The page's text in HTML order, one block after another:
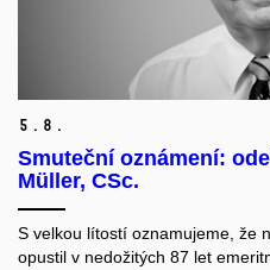
5. 8.
Smuteční oznámení:
Müller, CSc.
S velkou lítostí oznamujeme, že
opustil v nedožitých 87 let